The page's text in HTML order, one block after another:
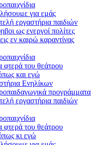
για εμάς
εργαστήρια παιδιών
ως ενεργοί πολίτες
εν καιρώ καραντίνας
φτερά του θεάτρου
και εγώ
Ενηλίκων
προγράμματα
εργαστήρια παιδιών
φτερά του θεάτρου
κι εγώ